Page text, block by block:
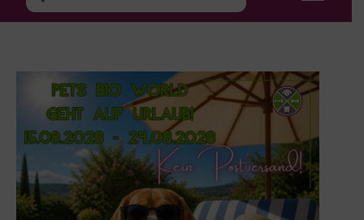
Neue Produkte
Shop
Ernährungsberatung!
Startseite
Über Mich!